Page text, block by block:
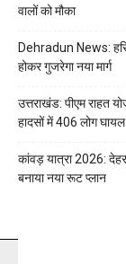
वालों को मौका
Dehradun News:
होकर गुजरेगा नया मार्ग
उत्तराखंड: पीएम राहत
हादसों में 406 लोग घायल
कांवड़ यात्रा 2026:
बनाया नया रूट प्लान